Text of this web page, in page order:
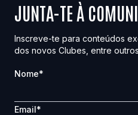
JUNTA-TE À
Inscreve-te para conteúdos
dos novos Clubes, entre
Nome*
Email*